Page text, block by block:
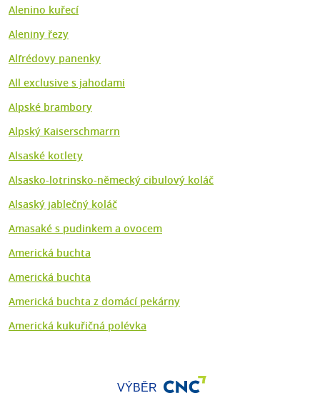
Alenino kuřecí
Aleniny řezy
Alfrédovy panenky
All exclusive s jahodami
Alpské brambory
Alpský Kaiserschmarrn
Alsaské kotlety
Alsasko-lotrinsko-německý cibulový koláč
Alsaský jablečný koláč
Amasaké s pudinkem a ovocem
Americká buchta
Americká buchta
Americká buchta z domácí pekárny
Americká kukuřičná polévka
VÝBĚR